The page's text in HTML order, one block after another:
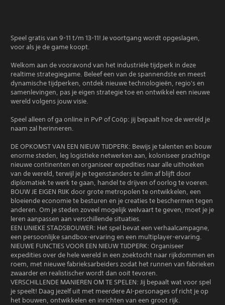
Speel gratis van 9-11 t/m 13-11! Je voortgang wordt opgeslagen,
voor als je de game koopt.
Welkom aan de vooravond van het industriële tijdperk in deze
realtime strategiegame. Beleef een van de spannendste en meest
dynamische tijdperken, ontdek nieuwe technologieën, regio's en
samenlevingen, pas je eigen strategie toe en ontwikkel een nieuwe
wereld volgens jouw visie.
Speel alleen of ga online in PvP of Coöp: jij bepaalt hoe de wereld je
naam zal herinneren.
DE OPKOMST VAN EEN NIEUW TIJDPERK: Bewijs je talenten en bouw
enorme steden, leg logistieke netwerken aan, koloniseer prachtige
nieuwe continenten en organiseer expedities naar alle uithoeken
van de wereld, terwijl je je tegenstanders te slim af blijft door
diplomatiek te werk te gaan, handel te drijven of oorlog te voeren.
BOUW JE EIGEN RIJK door grote metropolen te ontwikkelen, een
bloeiende economie te besturen en je creaties te beschermen tegen
anderen. Om je steden zoveel mogelijk welvaart te geven, moet je je
leren aanpassen aan verschillende situaties.
EEN UNIEKE STADSBOUWER: Het spel bevat een verhaalcampagne,
een persoonlijke sandbox-ervaring en een multiplayer-ervaring.
NIEUWE FUNCTIES VOOR EEN NIEUW TIJDPERK: Organiseer
expedities over de hele wereld in een zoektocht naar rijkdommen en
roem, met nieuwe fabrieksarbeiders zodat het runnen van fabrieken
zwaarder en realistischer wordt dan ooit tevoren.
VERSCHILLENDE MANIEREN OM TE SPELEN: Jij bepaalt wat voor spel
je speelt! Daag jezelf uit met meerdere AI-personages of richt je op
het bouwen, ontwikkelen en inrichten van een groot rijk.